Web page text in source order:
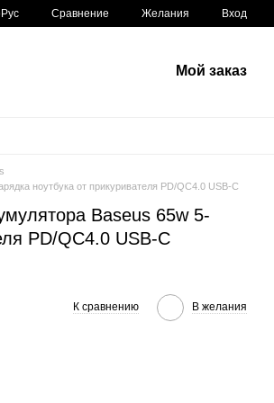
Рус Сравнение Желания Вход
Мой заказ
ноутбука от прикуривателя PD/QC4.0 USB-C
Baseus 65w 5-
PD/QC4.0 USB-C
К сравнению В желания